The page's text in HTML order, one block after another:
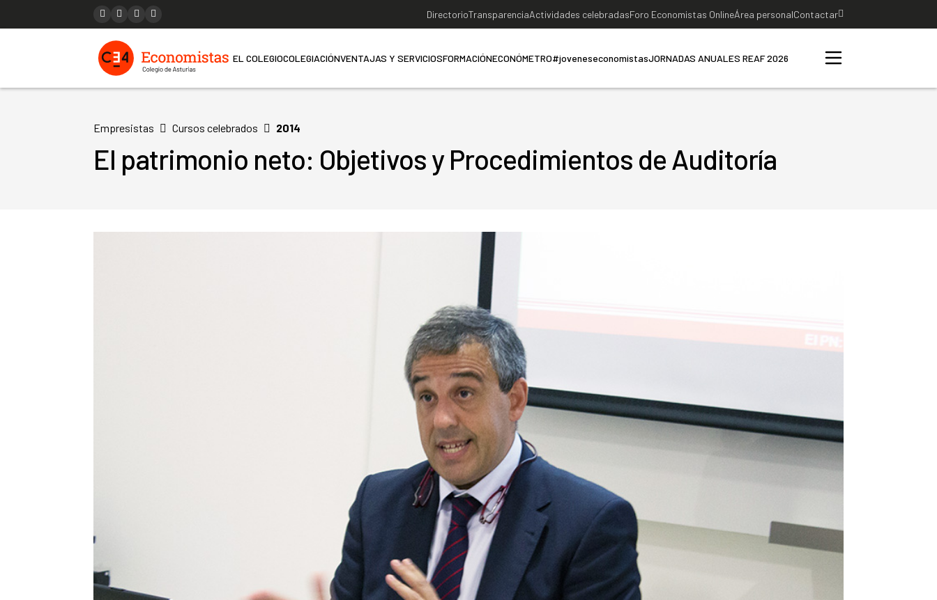
DirectorioTransparenciaActividades celebradasForo Economistas OnlineÁrea personalContactar
EL COLEGIOCOLEGIACIÓNVENTAJAS Y SERVICIOSFORMACIÓNECONÓMETRO#joveneseconomistasJORNADAS ANUALES REAF 2026
Empresistas Cursos celebrados 2014
El patrimonio neto: Objetivos y Procedimientos de Auditoría